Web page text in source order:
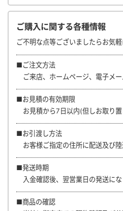
ご購入に関する各種情報
ご不明な点等ございましたらお気
■ご注文方法
ご来店、ホームページ、電子メ
■お見積の有効期限
お見積から7日以内(但しお取り置
■お引渡し方法
お客様ご指定の住所に配送及び陸
■発送時期
入金確認後、翌営業日の発送にな
■商品の確認